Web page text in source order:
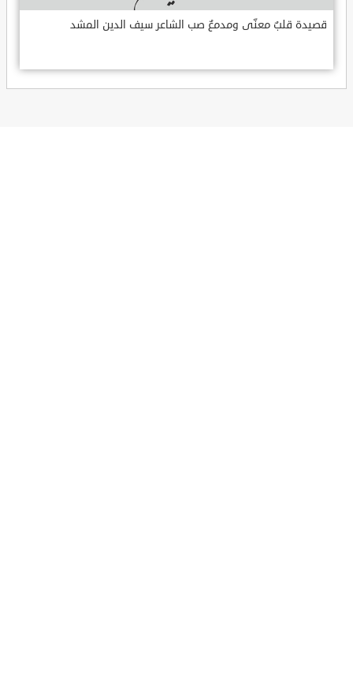
قصيدة قلبٌ معنّى ومدمعٌ صب الشاعر سيف الدين المشد